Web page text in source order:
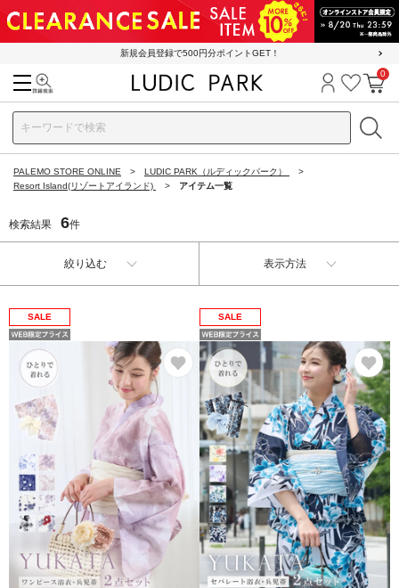
新規会員登録で500円分ポイントGET！
ログイン
お気に
カ
0
PALEMO STORE ONLINE
LUDIC PARK（ルディックパーク）
Resort Island(リゾートアイランド)
アイテム一覧
検索結果 6件
絞り込む 表示方法
SALE
お気に入り
SALE
お